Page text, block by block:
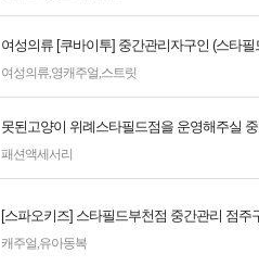
여성의류 [쿠바이투] 중간관리자구인 (스타
여성의류,영캐주얼,스트릿
못된고양이 위례스타필드점을 운영해주실
패션액세서리
[스파오키즈] 스타필드부천점 중간관리 점주
캐주얼,유아동복